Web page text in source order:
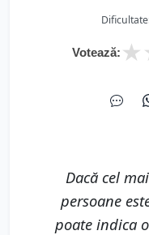
Votează: ★
Dacă cel
persoane
poate indica